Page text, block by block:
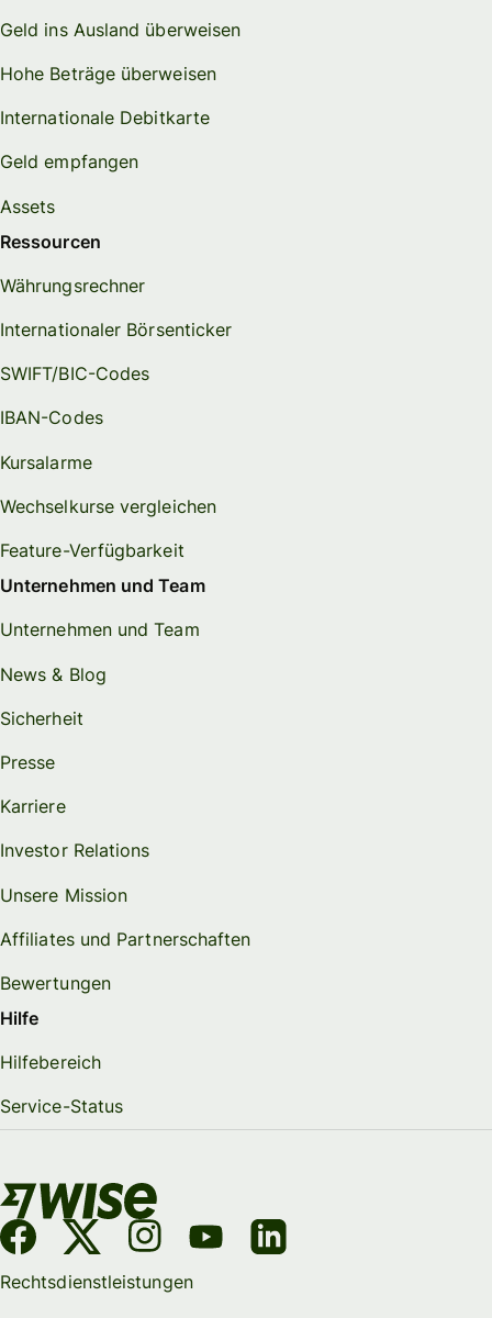
Geld ins Ausland überweisen
Hohe Beträge überweisen
Internationale Debitkarte
Geld empfangen
Assets
Ressourcen
Währungsrechner
Internationaler Börsenticker
SWIFT/BIC-Codes
IBAN-Codes
Kursalarme
Wechselkurse vergleichen
Feature-Verfügbarkeit
Unternehmen und Team
Unternehmen und Team
News & Blog
Sicherheit
Presse
Karriere
Investor Relations
Unsere Mission
Affiliates und Partnerschaften
Bewertungen
Hilfe
Hilfebereich
Service-Status
Rechtsdienstleistungen